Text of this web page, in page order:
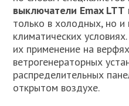
выключатели Emax LTT
только в холодных, но и
климатических
их применение на
ветрогенераторных
распределительных
открытом воздухе.